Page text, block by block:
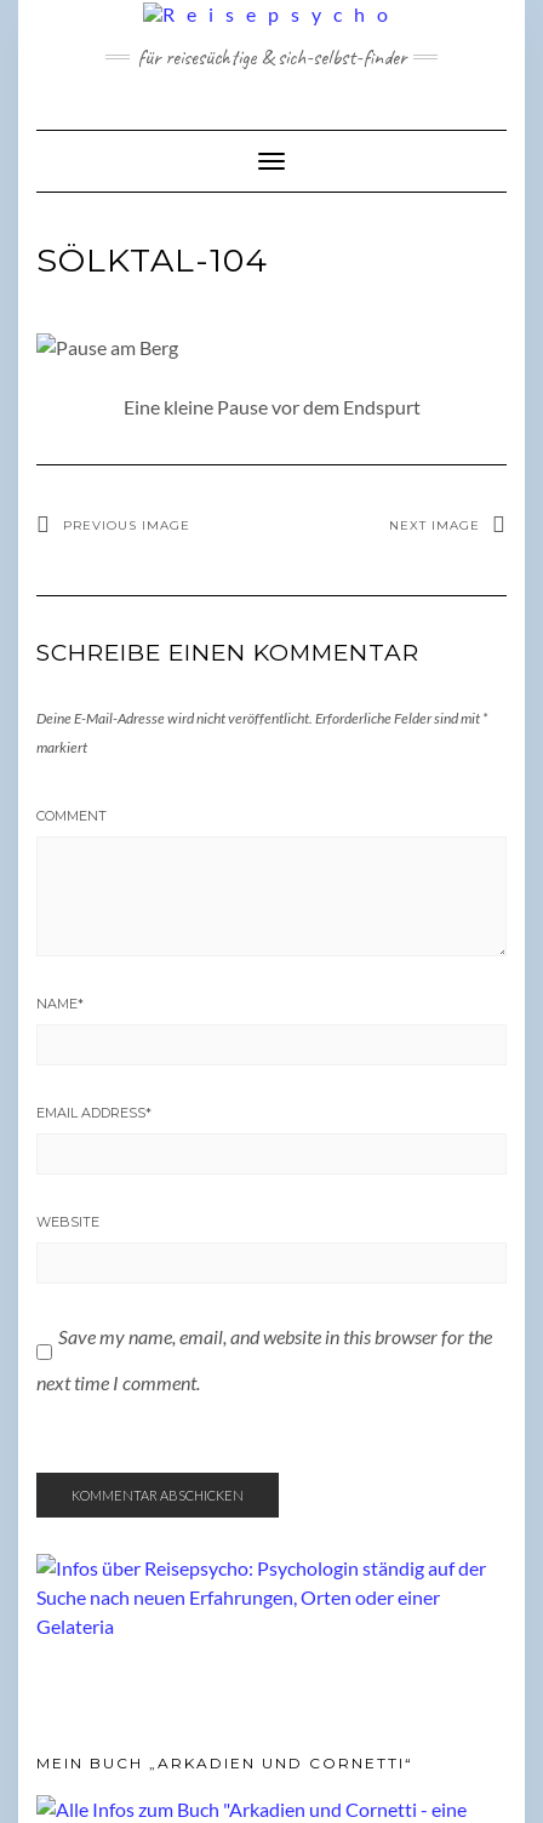
für reisesüchtige & sich-selbst-finder
Toggle Navigation
SÖLKTAL-104
Eine kleine Pause vor dem Endspurt
PREVIOUS IMAGE NEXT IMAGE
SCHREIBE EINEN KOMMENTAR
Deine E-Mail-Adresse wird nicht veröffentlicht. Erforderliche Felder sind mit *
markiert
COMMENT
NAME*
EMAIL ADDRESS*
WEBSITE
Save my name, email, and website in this browser for the
next time I comment.
MEIN BUCH „ARKADIEN UND CORNETTI“